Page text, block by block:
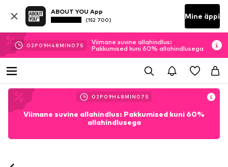
ABOUT YOU App
(152 700) Mine äppi
02P 09H 48MIN 05 S
Viimane suvine allahindlus:
Pakkumised kuni 60% allahindlusega
02P 09H 48MIN 05 S
Viimane suvine allahindlus: Pakkumised kuni 60%
allahindlusega